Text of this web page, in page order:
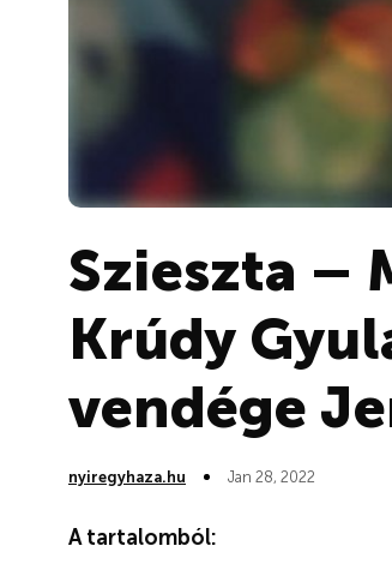
Szieszta –
Krúdy
vendége
nyiregyhaza.hu Jan 28, 2022
A tartalomból: